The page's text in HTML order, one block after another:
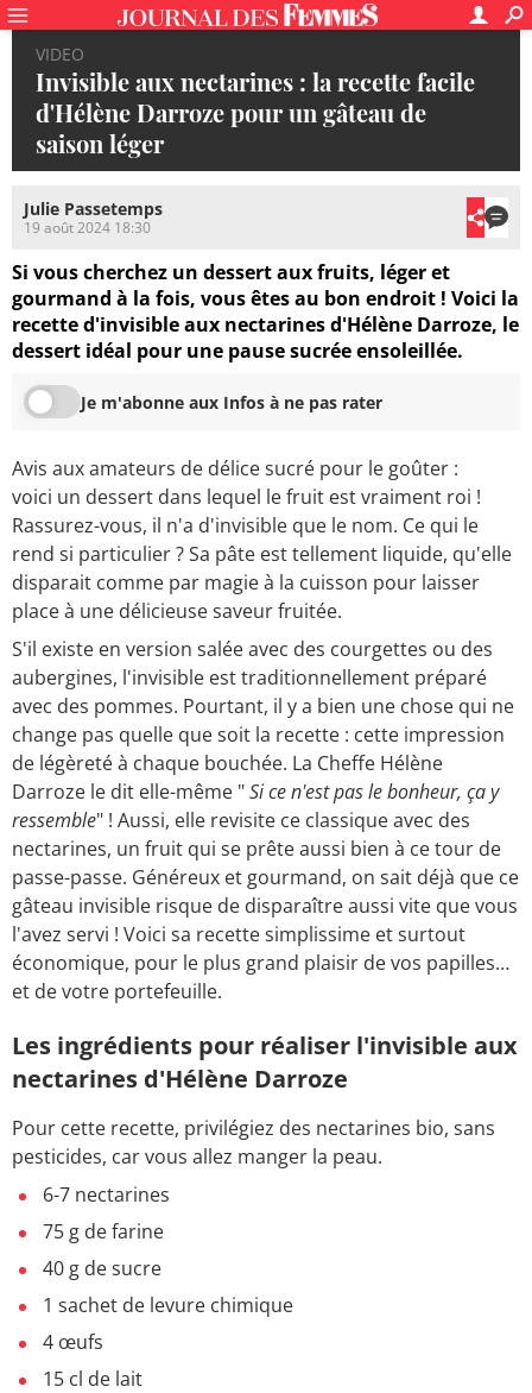
VIDEO
Invisible aux nectarines : la recette facile
d'Hélène Darroze pour un gâteau de
saison léger
Julie Passetemps
19 août 2024 18:30
Si vous cherchez un dessert aux fruits, léger et
gourmand à la fois, vous êtes au bon endroit ! Voici la
recette d'invisible aux nectarines d'Hélène Darroze, le
dessert idéal pour une pause sucrée ensoleillée.
Je m'abonne aux Infos à ne pas rater
Avis aux amateurs de délice sucré pour le goûter :
voici un dessert dans lequel le fruit est vraiment roi !
Rassurez-vous, il n'a d'invisible que le nom. Ce qui le
rend si particulier ? Sa pâte est tellement liquide, qu'elle
disparait comme par magie à la cuisson pour laisser
place à une délicieuse saveur fruitée.
S'il existe en version salée avec des courgettes ou des
aubergines, l'invisible est traditionnellement préparé
avec des pommes. Pourtant, il y a bien une chose qui ne
change pas quelle que soit la recette : cette impression
de légèreté à chaque bouchée. La Cheffe Hélène
Darroze le dit elle-même "Si ce n'est pas le bonheur, ça y
ressemble" ! Aussi, elle revisite ce classique avec des
nectarines, un fruit qui se prête aussi bien à ce tour de
passe-passe. Généreux et gourmand, on sait déjà que ce
gâteau invisible risque de disparaître aussi vite que vous
l'avez servi ! Voici sa recette simplissime et surtout
économique, pour le plus grand plaisir de vos papilles…
et de votre portefeuille.
Les ingrédients pour réaliser l'invisible aux
nectarines d'Hélène Darroze
Pour cette recette, privilégiez des nectarines bio, sans
pesticides, car vous allez manger la peau.
6-7 nectarines
75 g de farine
40 g de sucre
1 sachet de levure chimique
4 œufs
15 cl de lait